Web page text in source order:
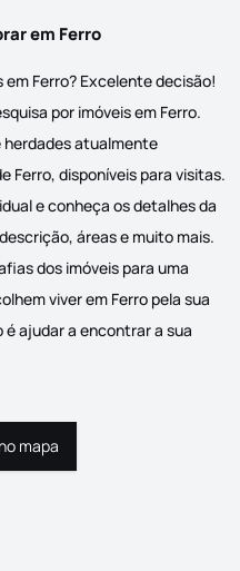
em Ferro
Ferro? Excelente decisão!
por imóveis em Ferro.
herdades atualmente
Ferro, disponíveis para visitas.
e conheça os detalhes da
áreas e muito mais.
dos imóveis para uma
viver em Ferro pela sua
é ajudar a encontrar a sua
no mapa
mapa